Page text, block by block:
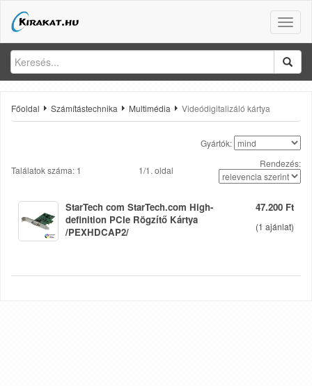
Toggle
Főoldal Számítástechnika Multimédia Videódigitalizáló kártya
Gyártók:
Találatok száma: 1 1/1. oldal
Rendezés:
47.200 Ft
(1 ajánlat)
StarTech com StarTech.com High-
definition PCIe Rögzítő Kártya
/PEXHDCAP2/